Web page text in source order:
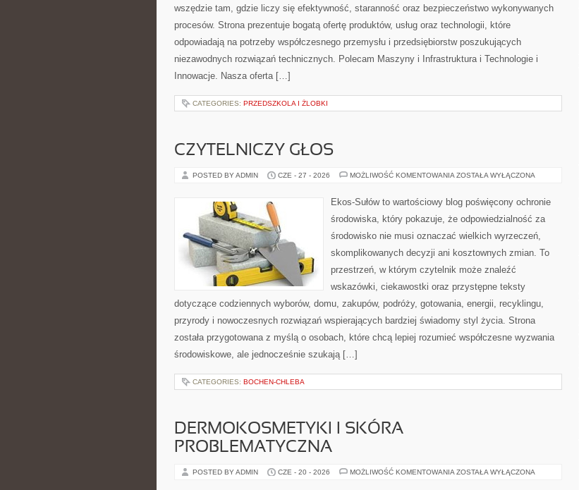
wszędzie tam, gdzie liczy się efektywność, staranność oraz bezpieczeństwo wykonywanych
procesów. Strona prezentuje bogatą ofertę produktów, usług oraz technologii, które
odpowiadają na potrzeby współczesnego przemysłu i przedsiębiorstw poszukujących
niezawodnych rozwiązań technicznych. Polecam Maszyny i Infrastruktura i Technologie i
Innowacje. Nasza oferta […]
CATEGORIES: PRZEDSZKOLA I ŻLOBKI
CZYTELNICZY GŁOS
POSTED BY ADMIN CZE - 27 - 2026 MOŻLIWOŚĆ KOMENTOWANIA CZYTELNICZY
ZOSTAŁA WYŁĄCZONA
Ekos-Sułów to wartościowy blog poświęcony ochronie
środowiska, który pokazuje, że odpowiedzialność za
środowisko nie musi oznaczać wielkich wyrzeczeń,
skomplikowanych decyzji ani kosztownych zmian. To
przestrzeń, w którym czytelnik może znaleźć
wskazówki, ciekawostki oraz przystępne teksty
dotyczące codziennych wyborów, domu, zakupów, podróży, gotowania, energii, recyklingu,
przyrody i nowoczesnych rozwiązań wspierających bardziej świadomy styl życia. Strona
została przygotowana z myślą o osobach, które chcą lepiej rozumieć współczesne wyzwania
środowiskowe, ale jednocześnie szukają […]
CATEGORIES: BOCHEN-CHLEBA
DERMOKOSMETYKI I SKÓRA
PROBLEMATYCZNA
POSTED BY ADMIN CZE - 20 - 2026 MOŻLIWOŚĆ KOMENTOWANIA DERMOKOSMETYKI
ZOSTAŁA WYŁĄCZONA